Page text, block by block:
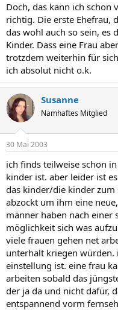
Doch, das kann ich schon
richtig. Die erste Ehefrau,
das wohl auch so sein, es
Kinder. Dass eine Frau
trotzdem weiterhin für
ich absolut nicht o.k.
Susanne
Namhaftes Mitglied
30 Mai 2003
ich finds teilweise schon
kinder ist. aber leider ist
das kinder/die kinder
abzockt um ihm eine
männer haben nach
möglichkeit sich was
viele frauen gehen net
unterhalt kriegen würden.
einstellung ist. eine frau
arbeiten sobald das
der ja da und nicht dafür,
entspannend vorm